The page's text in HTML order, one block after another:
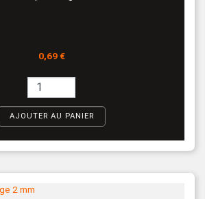
Prix
0,69 €
AJOUTER AU PANIER